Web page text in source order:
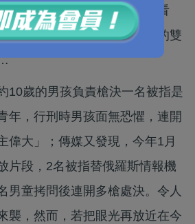
蘭國」處決人質片段中可以看
種子，令孩子本來一片童真的雙
10歲的男孩負責槍決一名被指是
年，行刑時男孩面無恐懼，連開
偉大」；傳媒又發現，今年1月
片段，2名被指替俄羅斯情報機
男童拷問後連開多槍處決。令人
襲，然而，若把眼光再放近在今